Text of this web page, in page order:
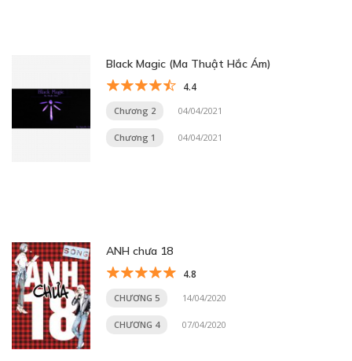
Black Magic (Ma Thuật Hắc Ám)
4.4
Chương 2 04/04/2021
Chương 1 04/04/2021
ANH chưa 18
4.8
CHƯƠNG 5 14/04/2020
CHƯƠNG 4 07/04/2020